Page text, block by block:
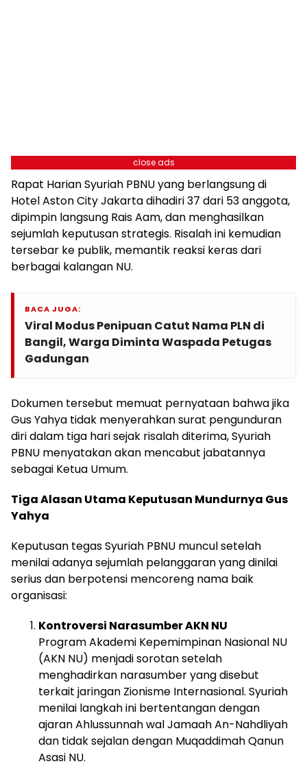
close ads
Rapat Harian Syuriah PBNU yang berlangsung di
Hotel Aston City Jakarta dihadiri 37 dari 53 anggota,
dipimpin langsung Rais Aam, dan menghasilkan
sejumlah keputusan strategis. Risalah ini kemudian
tersebar ke publik, memantik reaksi keras dari
berbagai kalangan NU.
BACA JUGA:
Viral Modus Penipuan Catut Nama PLN di
Bangil, Warga Diminta Waspada Petugas
Gadungan
Dokumen tersebut memuat pernyataan bahwa jika
Gus Yahya tidak menyerahkan surat pengunduran
diri dalam tiga hari sejak risalah diterima, Syuriah
PBNU menyatakan akan mencabut jabatannya
sebagai Ketua Umum.
Tiga Alasan Utama Keputusan Mundurnya Gus
Yahya
Keputusan tegas Syuriah PBNU muncul setelah
menilai adanya sejumlah pelanggaran yang dinilai
serius dan berpotensi mencoreng nama baik
organisasi:
Kontroversi Narasumber AKN NU
Program Akademi Kepemimpinan Nasional NU
(AKN NU) menjadi sorotan setelah
menghadirkan narasumber yang disebut
terkait jaringan Zionisme Internasional. Syuriah
menilai langkah ini bertentangan dengan
ajaran Ahlussunnah wal Jamaah An-Nahdliyah
dan tidak sejalan dengan Muqaddimah Qanun
Asasi NU.